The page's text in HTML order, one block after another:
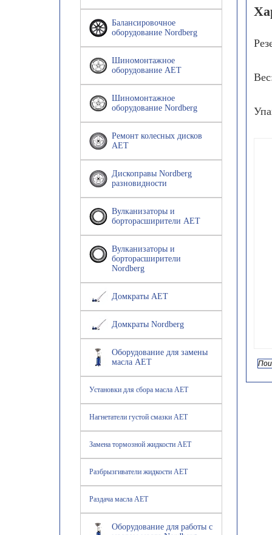
Балансировочное
оборудование Nordberg
Шиномонтажное
оборудование AET
Шиномонтажное
оборудование Nordberg
Ремонт колесных дисков
AET
Дископравы Nordberg
разновидности
Вулканизаторы и
борторасширители AET
Вулканизаторы и
борторасширители
Nordberg
Домкраты AET
Домкраты Nordberg
Оборудование для замены
масла AET
Установки для сбора масла AET
Нагнетатели густой смазки AET
Замена тормозной жидкости AET
Разбрызгиватели жидкости AET
Раздача масла AET
Оборудование для работы с